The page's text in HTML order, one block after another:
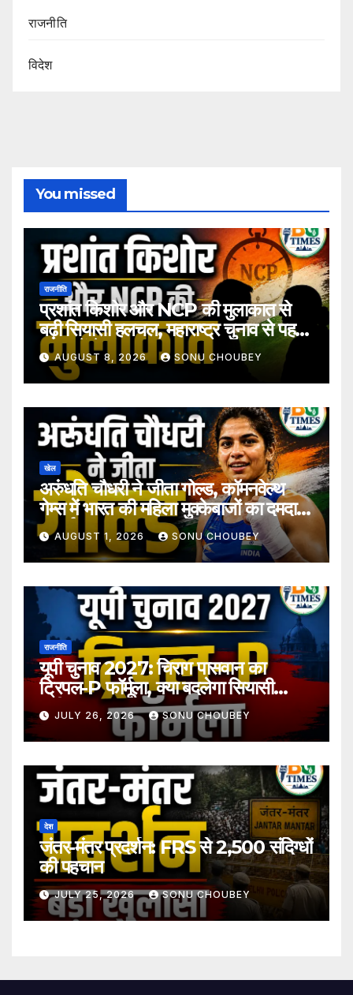
राजनीति
विदेश
You missed
राजनीति
प्रशांत किशोर और NCP की मुलाकात से
बढ़ी सियासी हलचल, महाराष्ट्र चुनाव से पहले
अटकलें तेज
AUGUST 8, 2026 SONU CHOUBEY
खेल
अरुंधति चौधरी ने जीता गोल्ड, कॉमनवेल्थ
गेम्स में भारत की महिला मुक्केबाजों का दमदार
प्रदर्शन
AUGUST 1, 2026 SONU CHOUBEY
राजनीति
यूपी चुनाव 2027: चिराग पासवान का
ट्रिपल-P फॉर्मूला, क्या बदलेगा सियासी
समीकरण?
JULY 26, 2026 SONU CHOUBEY
देश
जंतर-मंतर प्रदर्शन: FRS से 2,500 संदिग्धों
की पहचान
JULY 25, 2026 SONU CHOUBEY